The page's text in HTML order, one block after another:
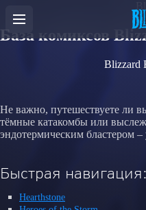
База комиксов
Blizzard
Не важно, путешествуете ли
тёмные катакомбы или
эндотермическим бластером –
Быстрая навигация:
Hearthstone